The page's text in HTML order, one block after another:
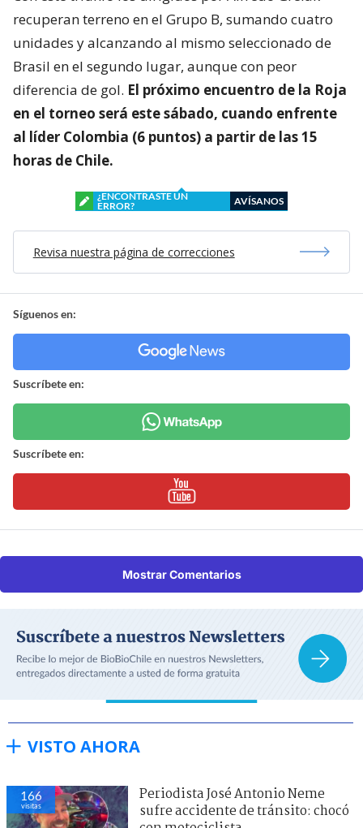
recuperan terreno en el Grupo B, sumando cuatro
unidades y alcanzando al mismo seleccionado de
Brasil en el segundo lugar, aunque con peor
diferencia de gol. El próximo encuentro de la Roja
en el torneo será este sábado, cuando enfrente
al líder Colombia (6 puntos) a partir de las 15
horas de Chile.
¿ENCONTRASTE UN
ERROR?
AVÍSANOS
Revisa nuestra página de correcciones
Síguenos en:
Suscríbete en:
Suscríbete en:
Mostrar Comentarios
VISTO AHORA
166
visitas
Periodista José Antonio Neme
sufre accidente de tránsito: chocó